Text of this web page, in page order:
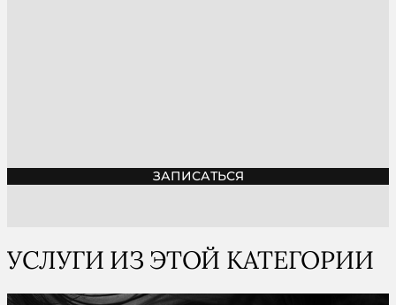
ЗАПИСАТЬСЯ
УСЛУГИ ИЗ ЭТОЙ КАТЕГОРИИ